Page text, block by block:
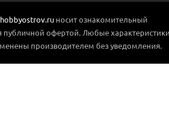
hobbyostrov.ru носит ознакомительный
публичной офертой. Любые
производителем без уведомления.